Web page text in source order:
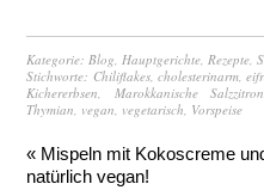
Kategorie: Blog Hauptgerichte Rezepte ,
Stichworte: Chiliflakes,cholesterinarm ,
Kichererbsen
Marokkanische
Thymian vegan vegetarisch Vorspeise
« Mispeln mit Kokoscreme
natürlich vegan!